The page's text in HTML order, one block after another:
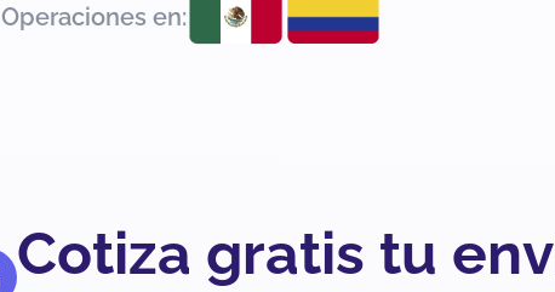
Operaciones en:
Cotiza gratis tu